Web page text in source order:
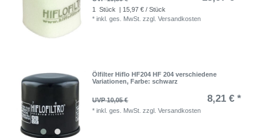
1 Stück
| 15,97 € / Stück
*inkl. ges. MwSt. zzgl.Versandkosten
Ölfilter Hiflo HF204 HF 204 verschiedene
Variationen, Farbe: schwarz
UVP 10,05 € 8,21 € *
*inkl. ges. MwSt. zzgl.Versandkosten